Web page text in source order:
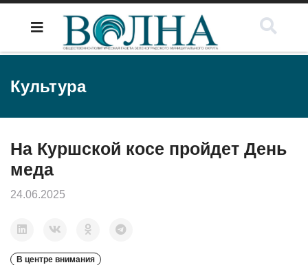
Культура
На Куршской косе пройдет День
меда
24.06.2025
В центре внимания